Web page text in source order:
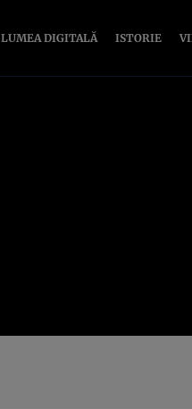
LUMEA DIGITALĂ ISTORIE